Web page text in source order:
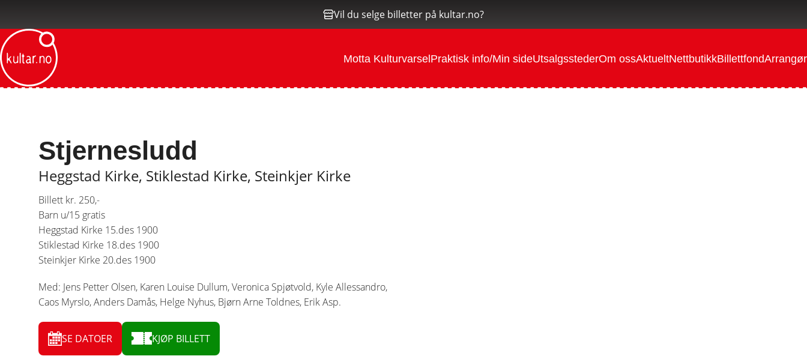
Vil du selge billetter på kultar.no?
Motta KulturvarselPraktisk info/Min sideUtsalgsstederOm ossAktueltNettbutikkBillettfondArrangør
Stjernesludd
Heggstad Kirke, Stiklestad Kirke, Steinkjer Kirke
Billett kr. 250,-
Barn u/15 gratis
Heggstad Kirke 15.des 1900
Stiklestad Kirke 18.des 1900
Steinkjer Kirke 20.des 1900
Med: Jens Petter Olsen, Karen Louise Dullum, Veronica Spjøtvold, Kyle Allessandro,
Caos Myrslo, Anders Damås, Helge Nyhus, Bjørn Arne Toldnes, Erik Asp.
SE DATOER KJØP BILLETT